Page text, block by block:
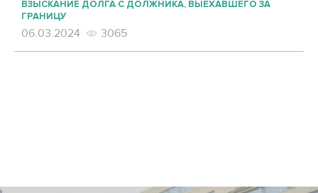
ВЗЫСКАНИЕ ДОЛГА С ДОЛЖНИКА, ВЫЕХАВШЕГО ЗА
ГРАНИЦУ
06.03.2024 3065